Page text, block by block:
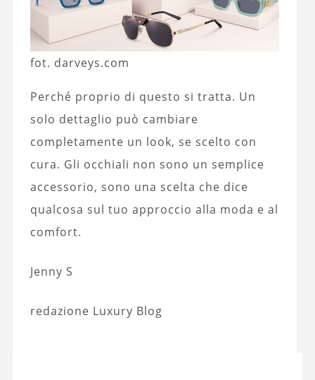
fot. darveys.com
Perché proprio di questo si tratta. Un
solo dettaglio può cambiare
completamente un look, se scelto con
cura. Gli occhiali non sono un semplice
accessorio, sono una scelta che dice
qualcosa sul tuo approccio alla moda e al
comfort.
Jenny S
redazione Luxury Blog